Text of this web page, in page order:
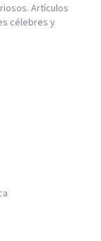
Artículos
célebres y